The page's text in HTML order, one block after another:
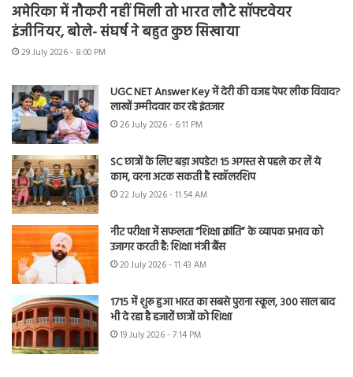
अमेरिका में नौकरी नहीं मिली तो भारत लौटे सॉफ्टवेयर
इंजीनियर, बोले- संघर्ष ने बहुत कुछ सिखाया
29 July 2026 - 8:00 PM
UGC NET Answer Key में देरी की वजह पेपर लीक विवाद?
लाखों उम्मीदवार कर रहे इंतजार
26 July 2026 - 6:11 PM
SC छात्रों के लिए बड़ा अपडेट! 15 अगस्त से पहले कर लें ये
काम, वरना अटक सकती है स्कॉलरशिप
22 July 2026 - 11:54 AM
नीट परीक्षा में सफलता “शिक्षा क्रांति” के व्यापक प्रभाव को
उजागर करती है: शिक्षा मंत्री बैंस
20 July 2026 - 11:43 AM
1715 में शुरू हुआ भारत का सबसे पुराना स्कूल, 300 साल बाद
भी दे रहा है हजारों छात्रों को शिक्षा
19 July 2026 - 7:14 PM